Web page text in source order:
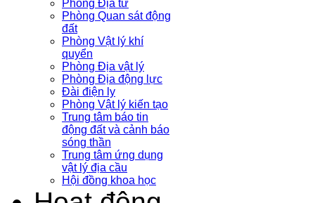
Phòng Địa từ
Phòng Quan sát động
đất
Phòng Vật lý khí
quyển
Phòng Địa vật lý
Phòng Địa động lực
Đài điện ly
Phòng Vật lý kiến tạo
Trung tâm báo tin
động đất và cảnh báo
sóng thần
Trung tâm ứng dụng
vật lý địa cầu
Hội đồng khoa học